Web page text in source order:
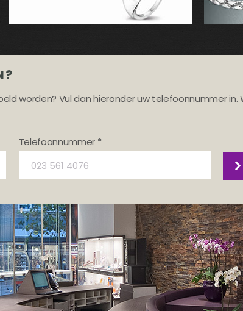
worden? Vul dan hieronder uw telefoonnummer in.
Telefoonnummer *